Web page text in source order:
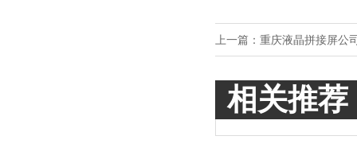
上一篇： 重庆液晶拼接屏公
相关推荐